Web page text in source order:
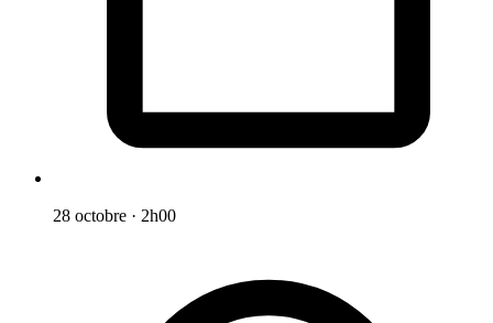
28 octobre · 2h00